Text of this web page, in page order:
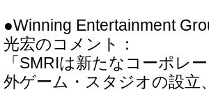
●Winning Entertainment
光宏のコメント：
「SMRIは新たなコーポレ
外ゲーム・スタジオの設立